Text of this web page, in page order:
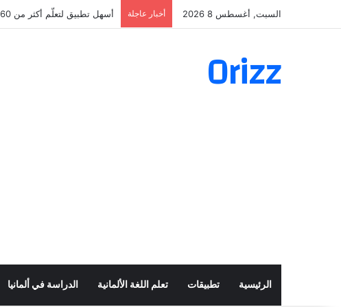
السبت, أغسطس 8 2026 أخبار عاجلة أسهل تطبيق لتعلّم أكثر من 160 ألف فعل بالألمانية
Orizz
الرئيسية تطبيقات تعلم اللغة الألمانية الدراسة في ألمانيا